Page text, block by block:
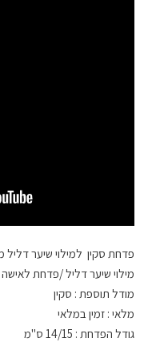
פדחת סקין למילוי שיער דליל מודל 14/15 ס"מ
מילוי שיער דליל /פדחת
מודל תוספת : סקין
מלאי : זמין במלאי
גודל הפדחת : 14/15 ס"מ